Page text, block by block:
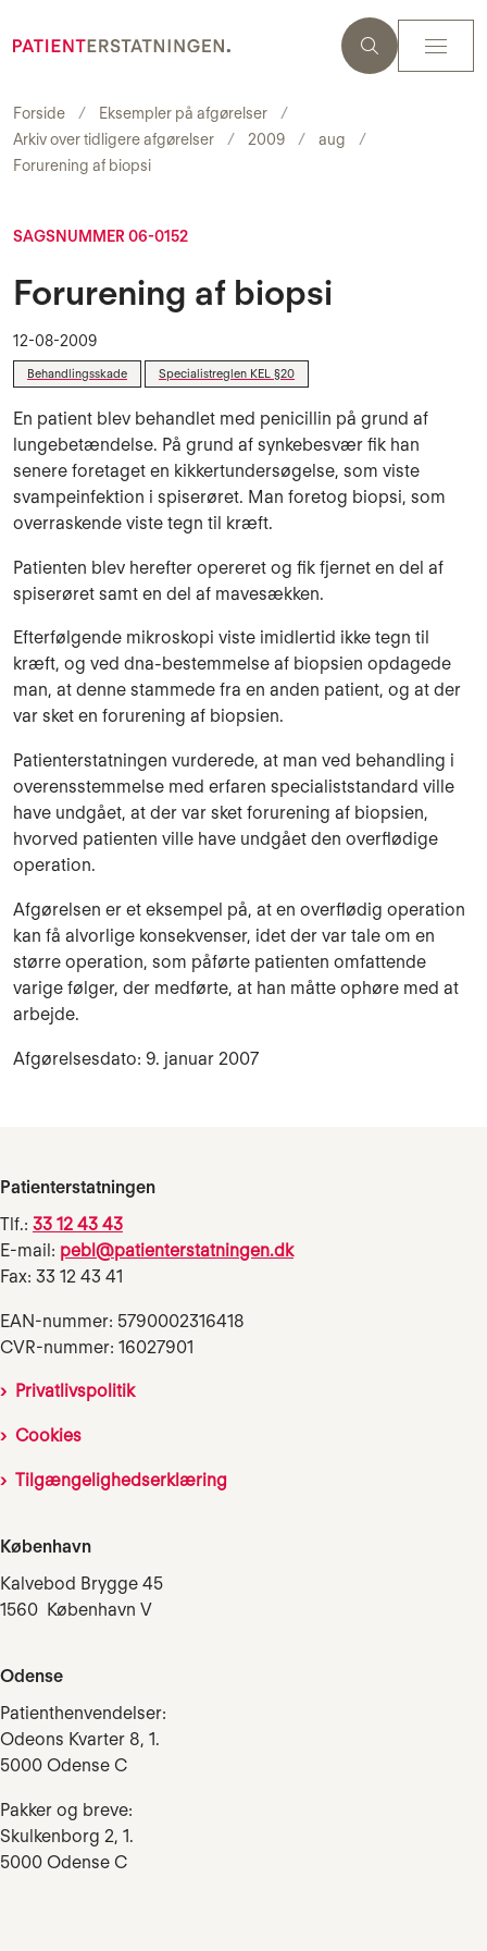
Forside
Eksempler på afgørelser
Arkiv over tidligere afgørelser
2009
aug
Forurening af biopsi
SAGSNUMMER 06-0152
Forurening af biopsi
12-08-2009
Behandlingsskade Specialistreglen KEL §20
En patient blev behandlet med penicillin på grund af
lungebetændelse. På grund af synkebesvær fik han
senere foretaget en kikkertundersøgelse, som viste
svampeinfektion i spiserøret. Man foretog biopsi, som
overraskende viste tegn til kræft.
Patienten blev herefter opereret og fik fjernet en del af
spiserøret samt en del af mavesækken.
Efterfølgende mikroskopi viste imidlertid ikke tegn til
kræft, og ved dna-bestemmelse af biopsien opdagede
man, at denne stammede fra en anden patient, og at der
var sket en forurening af biopsien.
Patienterstatningen vurderede, at man ved behandling i
overensstemmelse med erfaren specialiststandard ville
have undgået, at der var sket forurening af biopsien,
hvorved patienten ville have undgået den overflødige
operation.
Afgørelsen er et eksempel på, at en overflødig operation
kan få alvorlige konsekvenser, idet der var tale om en
større operation, som påførte patienten omfattende
varige følger, der medførte, at han måtte ophøre med at
arbejde.
Afgørelsesdato: 9. januar 2007
Patienterstatningen
Tlf.: 33 12 43 43
E-mail: pebl@patienterstatningen.dk
Fax: 33 12 43 41
EAN-nummer: 5790002316418
CVR-nummer: 16027901
Privatlivspolitik
Cookies
Tilgængelighedserklæring
København
Kalvebod Brygge 45
1560 København V
Odense
Patienthenvendelser:
Odeons Kvarter 8, 1.
5000 Odense C
Pakker og breve:
Skulkenborg 2, 1.
5000 Odense C